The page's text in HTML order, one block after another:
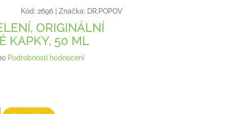
Kód: 2696 Značka: DR.POPOV
ORIGINÁLNÍ
KAPKY, 50 ML
Podrobnosti hodnocení